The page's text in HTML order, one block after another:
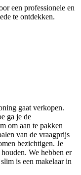
een professionele en
te ontdekken.
gaat verkopen.
ga je de
om aan te pakken
van de vraagprijs
bezichtigen. Je
We hebben er
is een makelaar in